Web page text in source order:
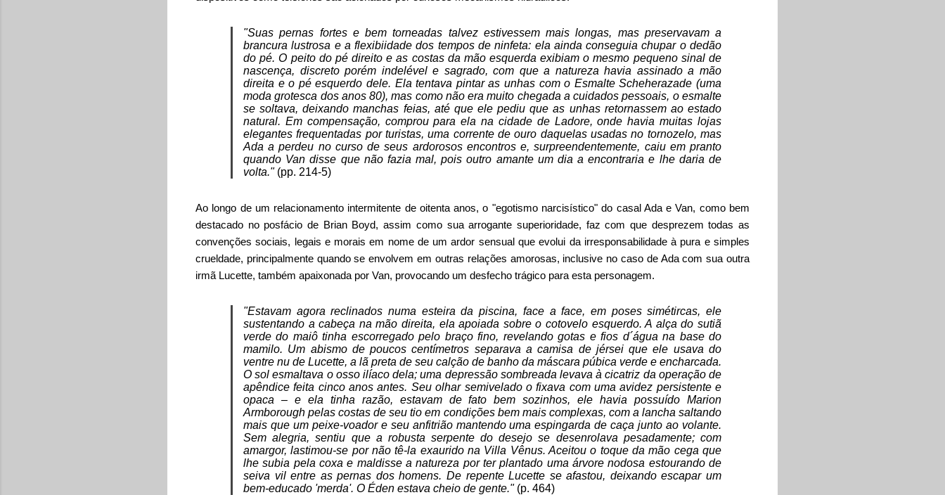
"Suas pernas fortes e bem torneadas talvez estivessem mais longas, mas preservavam a
brancura lustrosa e a flexibiidade dos tempos de ninfeta: ela ainda conseguia chupar o dedão
do pé. O peito do pé direito e as costas da mão esquerda exibiam o mesmo pequeno sinal de
nascença, discreto porém indelével e sagrado, com que a natureza havia assinado a mão
direita e o pé esquerdo dele. Ela tentava pintar as unhas com o Esmalte Scheherazade (uma
moda grotesca dos anos 80), mas como não era muito chegada a cuidados pessoais, o esmalte
se soltava, deixando manchas feias, até que ele pediu que as unhas retornassem ao estado
natural. Em compensação, comprou para ela na cidade de Ladore, onde havia muitas lojas
elegantes frequentadas por turistas, uma corrente de ouro daquelas usadas no tornozelo, mas
Ada a perdeu no curso de seus ardorosos encontros e, surpreendentemente, caiu em pranto
quando Van disse que não fazia mal, pois outro amante um dia a encontraria e lhe daria de
volta."(pp. 214-5)
Ao longo de um relacionamento intermitente de oitenta anos, o "egotismo narcisístico" do casal Ada e Van, como bem
destacado no posfácio de Brian Boyd, assim como sua arrogante superioridade, faz com que desprezem todas as
convenções sociais, legais e morais em nome de um ardor sensual que evolui da irresponsabilidade à pura e simples
crueldade, principalmente quando se envolvem em outras relações amorosas, inclusive no caso de Ada com sua outra
irmã Lucette, também apaixonada por Van, provocando um desfecho trágico para esta personagem.
"Estavam agora reclinados numa esteira da piscina, face a face, em poses simétircas, ele
sustentando a cabeça na mão direita, ela apoiada sobre o cotovelo esquerdo. A alça do sutiã
verde do maiô tinha escorregado pelo braço fino, revelando gotas e fios d´água na base do
mamilo. Um abismo de poucos centímetros separava a camisa de jérsei que ele usava do
ventre nu de Lucette, a lã preta de seu calção de banho da máscara púbica verde e encharcada.
O sol esmaltava o osso ilíaco dela; uma depressão sombreada levava à cicatriz da operação de
apêndice feita cinco anos antes. Seu olhar semivelado o fixava com uma avidez persistente e
opaca – e ela tinha razão, estavam de fato bem sozinhos, ele havia possuído Marion
Armborough pelas costas de seu tio em condições bem mais complexas, com a lancha saltando
mais que um peixe-voador e seu anfitrião mantendo uma espingarda de caça junto ao volante.
Sem alegria, sentiu que a robusta serpente do desejo se desenrolava pesadamente; com
amargor, lastimou-se por não tê-la exaurido na Villa Vênus. Aceitou o toque da mão cega que
lhe subia pela coxa e maldisse a natureza por ter plantado uma árvore nodosa estourando de
seiva vil entre as pernas dos homens. De repente Lucette se afastou, deixando escapar um
bem-educado 'merda'. O Éden estava cheio de gente."(p. 464)